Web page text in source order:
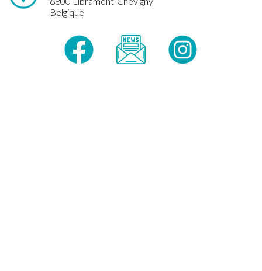
Belgique